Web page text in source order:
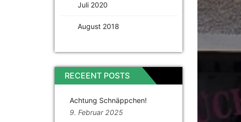
Juli 2020
August 2018
RECEENT POSTS
Achtung Schnäppchen!
9. Februar 2025